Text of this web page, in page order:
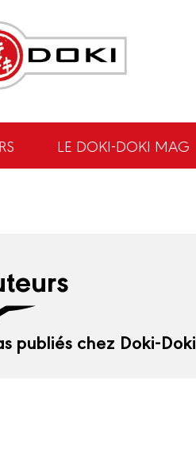
LE DOKI-DOKI MAG
publiés chez Doki-Doki